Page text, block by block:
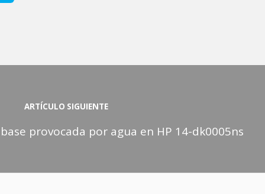
ARTÍCULO SIGUIENTE
provocada por agua en HP 14-dk0005ns